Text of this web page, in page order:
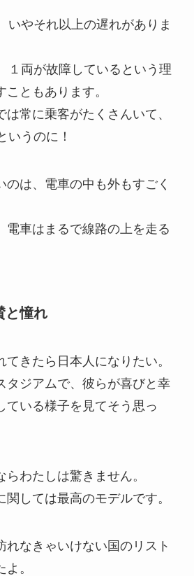
いやそれ以上の遅れがありま
１両が故障しているという理
ともあります。
常に乗客がたくさんいて、
いうのに！
のは、電車の中も外もすごく
電車はまるで線路の上を走る
と憧れ
てきたら日本人になりたい。
タジアムで、彼らが喜びと幸
ている様子を見てそう思っ
らわたしは驚きません。
しては最高のモデルです。
れなきゃいけない国のリスト
。